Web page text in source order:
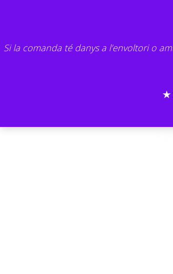
Si la comanda té danys a l’envoltori o
★